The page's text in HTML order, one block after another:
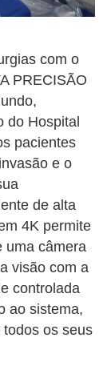
com o
PRECISÃO
do Hospital
pacientes
e o
de alta
4K permite
uma câmera
visão com a
controlada
ao sistema,
os seus